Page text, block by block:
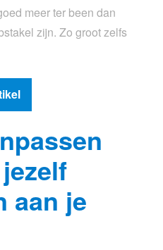
meer ter been dan
zijn. Zo groot zelfs
aan je